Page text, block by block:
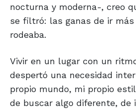
nocturna y moderna-, creo
se filtró: las ganas de ir
rodeaba.
Vivir en un lugar con un
despertó una necesidad
propio mundo, mi propio
de buscar algo diferente, de